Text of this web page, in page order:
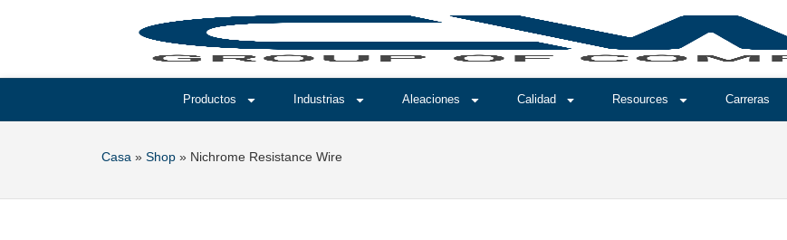
Productos Industrias Aleaciones Calidad Resources Carreras
Casa » Shop » Nichrome Resistance Wire